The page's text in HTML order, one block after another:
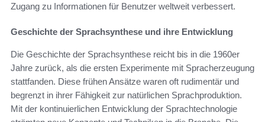
Zugang zu Informationen für Benutzer weltweit verbessert.
Geschichte der Sprachsynthese und ihre Entwicklung
Die Geschichte der Sprachsynthese reicht bis in die 1960er
Jahre zurück, als die ersten Experimente mit Spracherzeugung
stattfanden. Diese frühen Ansätze waren oft rudimentär und
begrenzt in ihrer Fähigkeit zur natürlichen Sprachproduktion.
Mit der kontinuierlichen Entwicklung der Sprachtechnologie